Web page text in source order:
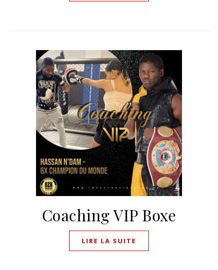
Coaching VIP Boxe
LIRE LA SUITE